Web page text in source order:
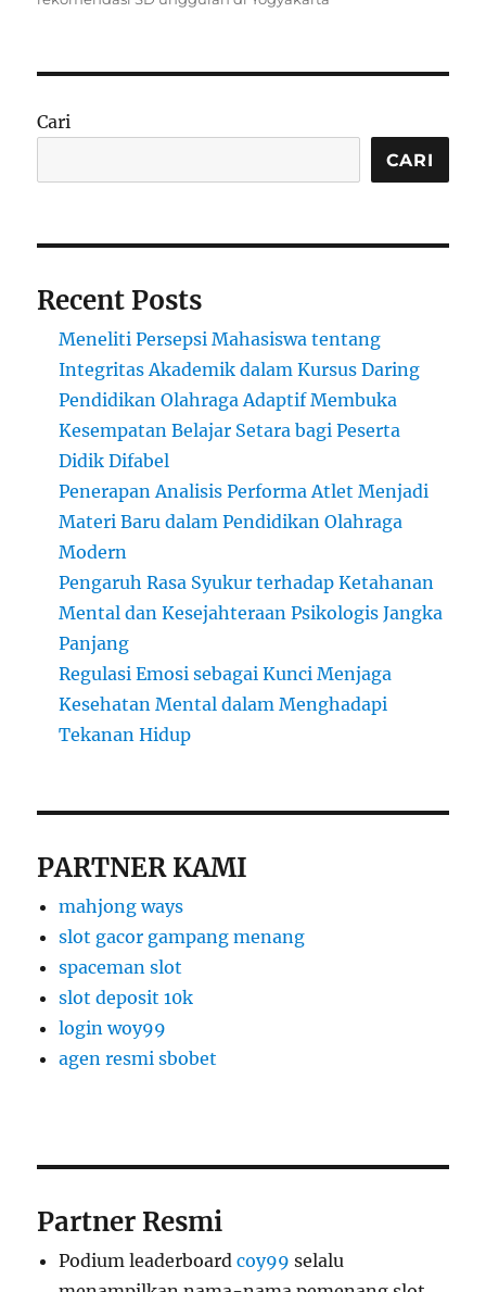
Cari
CARI
Recent Posts
Meneliti Persepsi Mahasiswa tentang
Integritas Akademik dalam Kursus Daring
Pendidikan Olahraga Adaptif Membuka
Kesempatan Belajar Setara bagi Peserta
Didik Difabel
Penerapan Analisis Performa Atlet Menjadi
Materi Baru dalam Pendidikan Olahraga
Modern
Pengaruh Rasa Syukur terhadap Ketahanan
Mental dan Kesejahteraan Psikologis Jangka
Panjang
Regulasi Emosi sebagai Kunci Menjaga
Kesehatan Mental dalam Menghadapi
Tekanan Hidup
PARTNER KAMI
mahjong ways
slot gacor gampang menang
spaceman slot
slot deposit 10k
login woy99
agen resmi sbobet
Partner Resmi
Podium leaderboardcoy99 selalu